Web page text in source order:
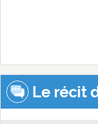
Le récit